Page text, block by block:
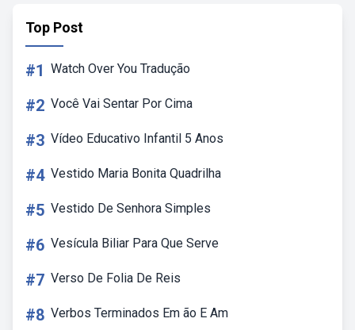
Top Post
#1 Watch Over You Tradução
#2 Você Vai Sentar Por Cima
#3 Vídeo Educativo Infantil 5 Anos
#4 Vestido Maria Bonita Quadrilha
#5 Vestido De Senhora Simples
#6 Vesícula Biliar Para Que Serve
#7 Verso De Folia De Reis
#8 Verbos Terminados Em ão E Am